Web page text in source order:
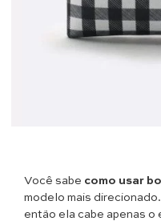
Você sabe como usar
modelo mais
então ela cabe apenas o